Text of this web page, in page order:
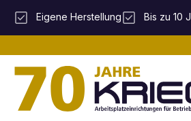
Hauptinhalt springen
Zur Suche springen
Zur Hauptnavigation springen
Eigene Herstellung Bis zu 10